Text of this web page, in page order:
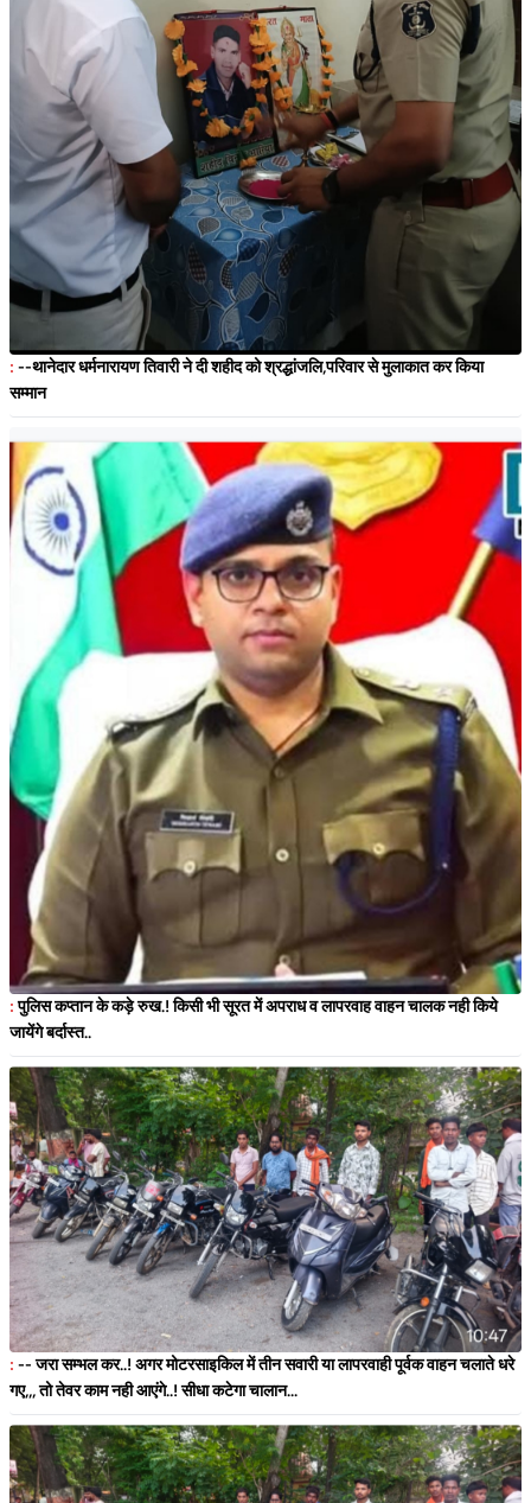
: --थानेदार धर्मनारायण तिवारी ने दी शहीद को श्रद्धांजलि,परिवार से मुलाकात कर किया
सम्मान
:पुलिस कप्तान के कड़े रुख.! किसी भी सूरत में अपराध व लापरवाह वाहन चालक नही किये
जायेंगे बर्दास्त..
: -- जरा सम्भल कर..! अगर मोटरसाइकिल में तीन सवारी या लापरवाही पूर्वक वाहन चलाते धरे
गए,,, तो तेवर काम नही आएंगे..! सीधा कटेगा चालान...